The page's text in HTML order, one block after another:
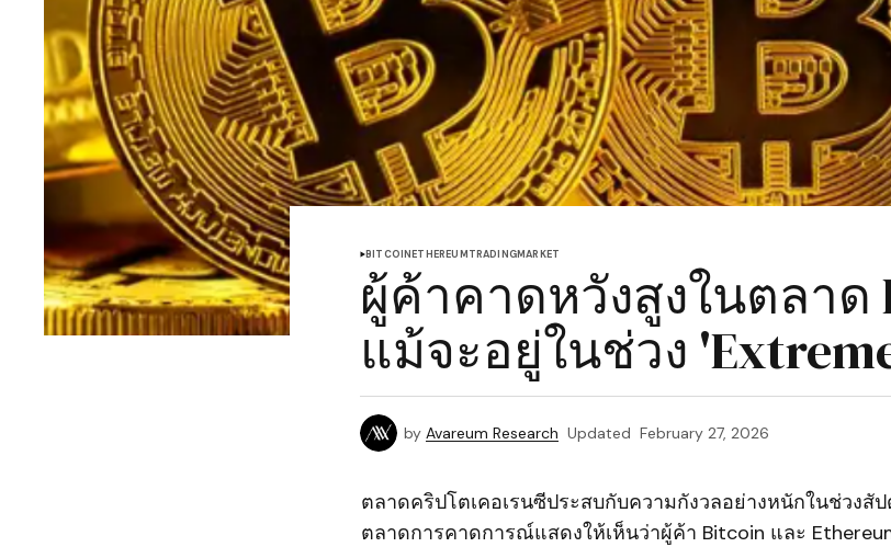
BITCOINETHEREUMTRADINGMARKET
ผู้ค้าคาดหวังสูงในตลาด
แม้จะอยู่ในช่วง
by Avareum Research Updated February 27, 2026
ตลาดคริปโตเคอเรนซีประสบกับความกังวลอย่างหนักในช่วง
ตลาดการคาดการณ์แสดงให้เห็นว่าผู้ค้า Bitcoin และ